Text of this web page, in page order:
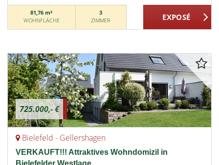
81,76 m²
WOHNFLÄCHE
3
ZIMMER
725.000,- €
Bielefeld - Gellershagen
VERKAUFT!!! Attraktives Wohndomizil in
Bielefelder Westlage